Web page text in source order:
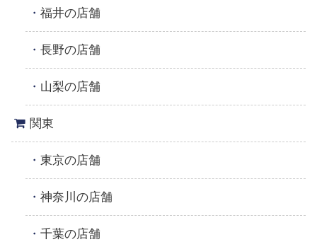
福井の店舗
長野の店舗
山梨の店舗
関東
東京の店舗
神奈川の店舗
千葉の店舗